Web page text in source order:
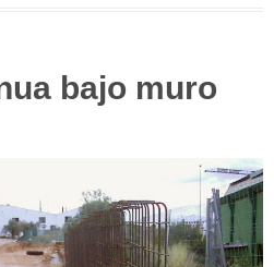
bajo muro